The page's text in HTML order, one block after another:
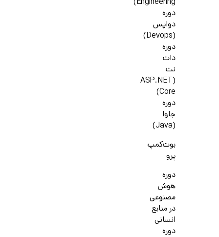
Engineering)
دوره
دواپس
(Devops)
دوره
دات
نت
(ASP.NET
Core)
دوره
جاوا
(Java)
بوت‌کمپ
پرو
دوره
هوش
مصنوعی
در منابع
انسانی
دوره